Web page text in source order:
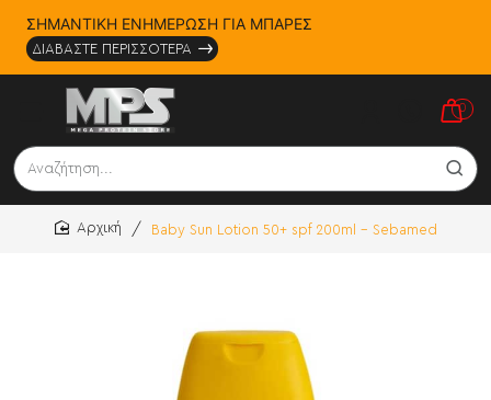
ΣΗΜΑΝΤΙΚΗ ΕΝΗΜΕΡΩΣΗ ΓΙΑ ΜΠΑΡΕΣ
ΔΙΑΒΑΣΤΕ ΠΕΡΙΣΣΟΤΕΡΑ
0
Αναζήτηση...
Baby Sun Lotion 50+ spf 200ml - Sebamed